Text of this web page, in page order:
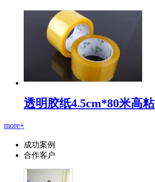
透明胶纸4.5cm*80米高粘
more+
成功案例
合作客户